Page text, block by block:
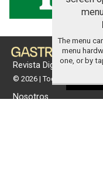
Revista Digital de
© 2026 | Todos los
Nosotros
The menu
menu
one, or by
Aviso
de
Política